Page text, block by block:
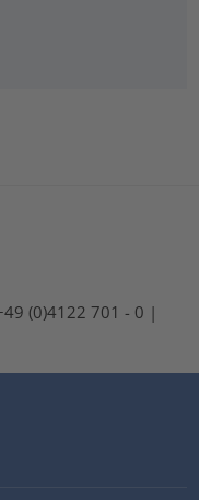
(0)4122 701 - 0 |